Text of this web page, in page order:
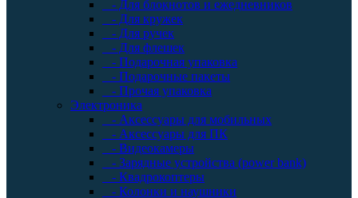
- Для блокнотов и ежедневников
- Для кружек
- Для ручек
- Для флешек
- Подарочная упаковка
- Подарочные пакеты
- Прочая упаковка
Электроника
- Аксессуары для мобильных
- Аксессуары для ПК
- Видеокамеры
- Зарядные устройства (power bank)
- Квадрокоптеры
- Колонки и наушники